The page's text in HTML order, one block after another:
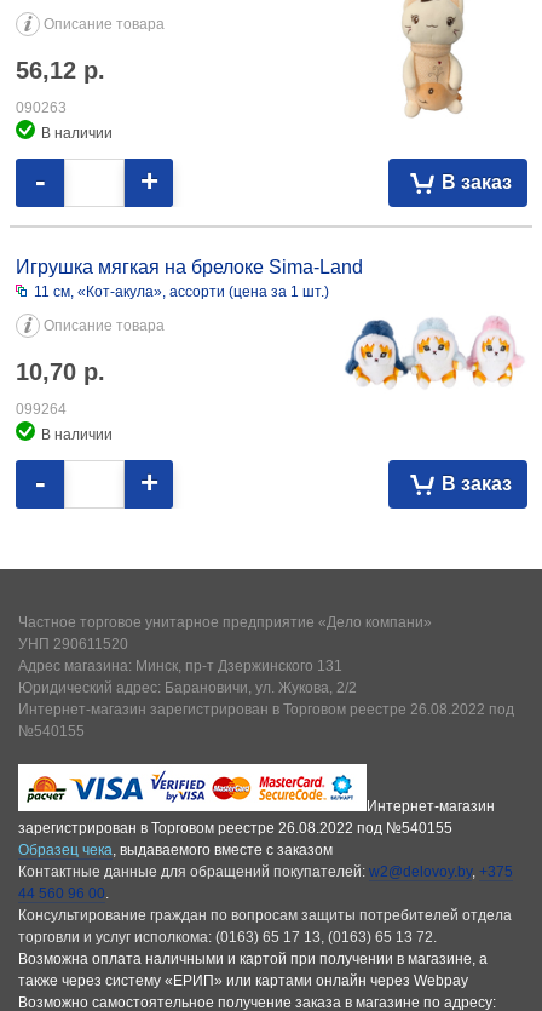
Описание товара
56,12 р.
090263
В наличии
В заказ
- +
Игрушка мягкая на брелоке Sima-Land
11 см, «Кот-акула», ассорти (цена за 1 шт.)
Описание товара
10,70 р.
099264
В наличии
В заказ
- +
Частное торговое унитарное предприятие «Дело компани»
УНП 290611520
Адрес магазина: Минск, пр-т Дзержинского 131
Юридический адрес: Барановичи, ул. Жукова, 2/2
Интернет-магазин зарегистрирован в Торговом реестре 26.08.2022 под
№540155
Интернет-магазин
зарегистрирован в Торговом реестре 26.08.2022 под №540155
Образец чека, выдаваемого вместе с заказом
Контактные данные для обращений покупателей: w2@delovoy.by, +375
44 560 96 00.
Консультирование граждан по вопросам защиты потребителей отдела
торговли и услуг исполкома: (0163) 65 17 13, (0163) 65 13 72.
Возможна оплата наличными и картой при получении в магазине, а
также через систему «ЕРИП» или картами онлайн через Webpay
Возможно самостоятельное получение заказа в магазине по адресу: